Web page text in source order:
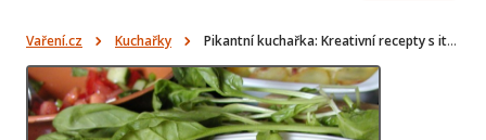
Vaření.cz Kuchařky Pikantní kuchařka: Kreativní recepty s italským pestem, slaninou a špenátem